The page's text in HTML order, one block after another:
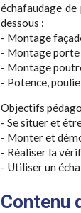
échafaudage
dessous :
- Montage
- Montage porte
- Montage
- Potence,
Objectifs
- Se situer et
- Monter et
- Réaliser la
- Utiliser un
Contenu